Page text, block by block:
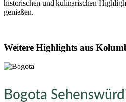
historischen und kulinarischen
genießen.
Weitere Highlights aus
Bogota